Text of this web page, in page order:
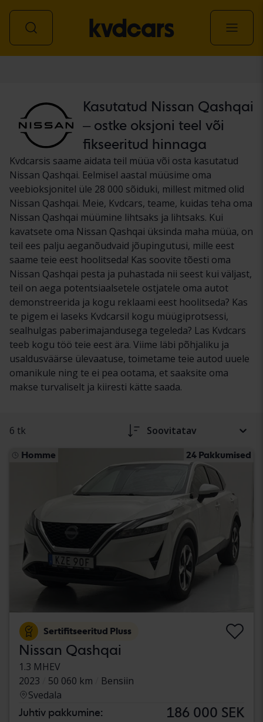
Kasutatud Nissan Qashqai
– ostke oksjoni teel või
fikseeritud hinnaga
Kvdcarsis saame aidata teil müüa või osta kasutatud
Nissan Qashqai. Eelmisel aastal müüsime oma
veebioksjonitel üle 28 000 sõiduki, millest mitmed olid
Nissan Qashqai. Meie, Kvdcars, teame, kuidas teha oma
Nissan Qashqai müümine lihtsaks ja lihtsaks. Kui
kavatsete oma Nissan Qashqai üksinda maha müüa, on
teil ees palju aeganõudvaid jõupingutusi, mille eest
saame teie eest hoolitseda! Kas soovite tõesti oma
Nissan Qashqai pesta ja puhastada nii seest kui väljast,
teil on aega potentsiaalsetele ostjatele oma autot
demonstreerida ja kogu reklaami eest hoolitseda? Kas
te pigem ei laseks Kvdcarsil kogu müügiprotsessi,
sealhulgas paberimajandusega tegeleda? Las Kvdcars
teeb kogu töö teie eest ära. Viime läbi põhjaliku ja
usaldusväärse ülevaatuse, toimetame teie autod uuele
omanikule ning te ei pea ootama, et saaksite oma
makse turvaliselt ja kiiresti kätte saada.
6 tk Soovitatav
Homme 24 Pakkumised
Sertifitseeritud Pluss
Nissan Qashqai
1.3 MHEV
2023
50 060 km
Bensiin
Svedala
Juhtiv pakkumine: 186 000 SEK